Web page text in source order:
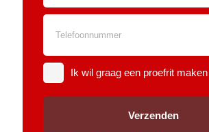
bestuurdersairbag Anti
Ik wil graag een proefrit maken
Verzenden